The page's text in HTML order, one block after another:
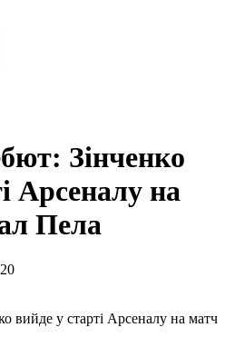
Зінченко
Арсеналу на
Пела